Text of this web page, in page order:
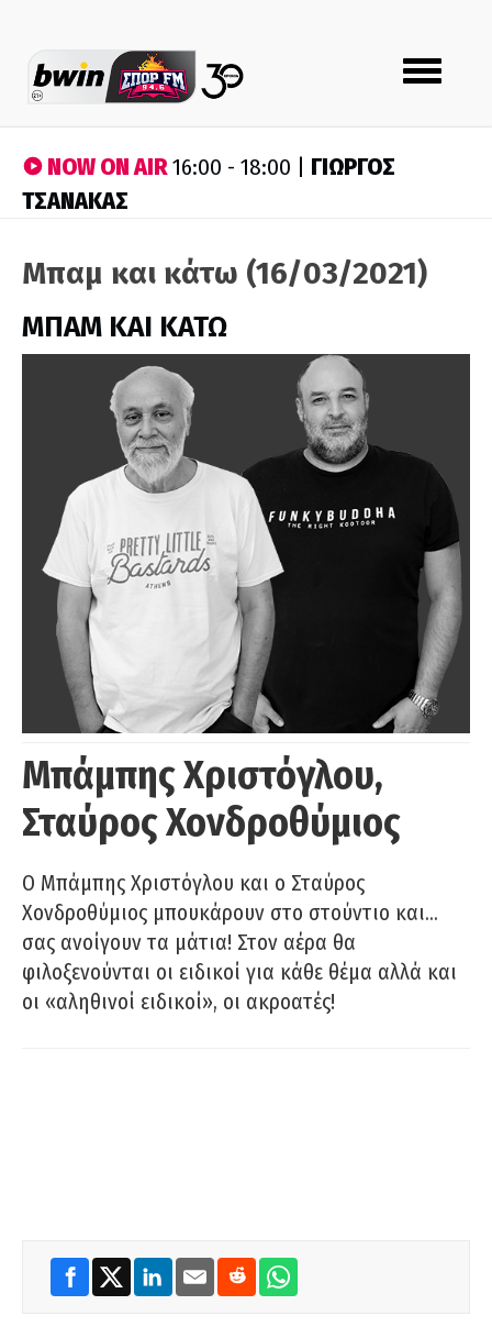
Toggle
navigation
NOW ON AIR16:00 - 18:00 | ΓΙΩΡΓΟΣ
ΤΣΑΝΑΚΑΣ
Μπαμ και κάτω (16/03/2021)
ΜΠΑΜ ΚΑΙ ΚΑΤΩ
Μπάμπης Χριστόγλου,
Σταύρος Χονδροθύμιος
O Μπάμπης Χριστόγλου και ο Σταύρος
Χονδροθύμιος μπουκάρουν στο στούντιο και…
σας ανοίγουν τα μάτια! Στον αέρα θα
φιλοξενούνται οι ειδικοί για κάθε θέμα αλλά και
οι «αληθινοί ειδικοί», οι ακροατές!